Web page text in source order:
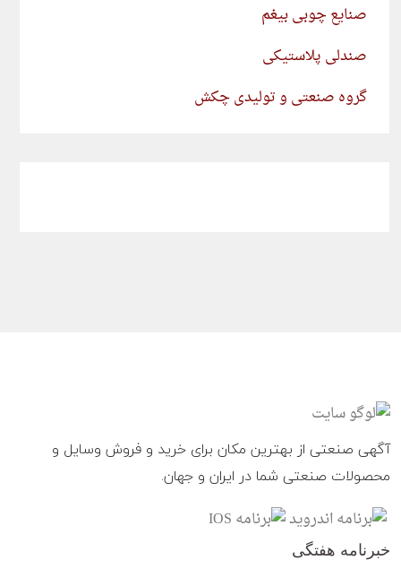
صنایع چوبی بیغم
صندلی پلاستیکی
گروه صنعتی و تولیدی چکش
آگهی صنعتی از بهترین مکان برای خرید و فروش وسایل و
محصولات صنعتی شما در ایران و جهان.
خبرنامه هفتگی